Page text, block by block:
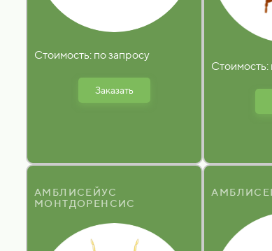
Стоимость: по запросу
Заказать
Стоимость:
АМБЛИСЕЙУС
МОНТДОРЕНСИС